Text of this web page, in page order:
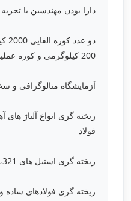
دارا بودن مهندسین با تجربه
200 کیلوگرمی و کوره عملیات حرارتی
آزمایشگاه متالوگرافی و
ریخته گری انواع آلیاژ های
فولاد
ریخته گری استیل های 310،316،304،420،410،321
ریخته گری فولادهای ساده